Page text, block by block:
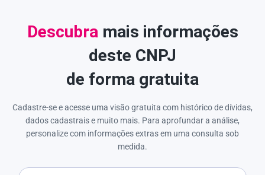
Descubra mais informações
deste CNPJ
de forma gratuita
Cadastre-se e acesse uma visão gratuita com histórico de dívidas,
dados cadastrais e muito mais. Para aprofundar a análise,
personalize com informações extras em uma consulta sob
medida.